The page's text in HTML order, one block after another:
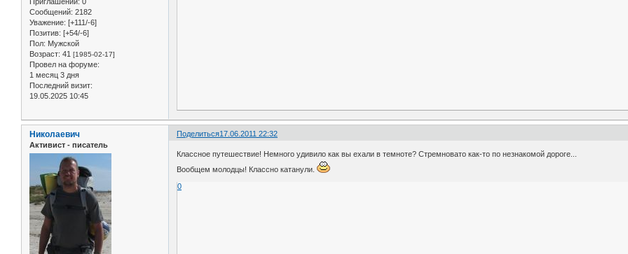
Сообщений: 2182
Уважение: [+111/-6]
Позитив: [+54/-6]
Пол: Мужской
Возраст: 41 [1985-02-17]
Провел на форуме:
1 месяц 3 дня
Последний визит:
19.05.2025 10:45
Поделиться17.06.2011 22:32
Николаевич
Активист - писатель
Классное путешествие! Немного удивило как вы ехали в темноте? Стремновато как-то по незнакомой дороге...
Вообщем молодцы! Классно катанули.
0